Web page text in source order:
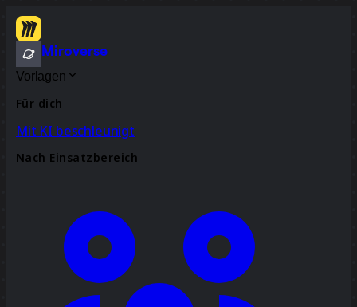
Miroverse
Vorlagen
Für dich
Mit KI beschleunigt
Nach Einsatzbereich